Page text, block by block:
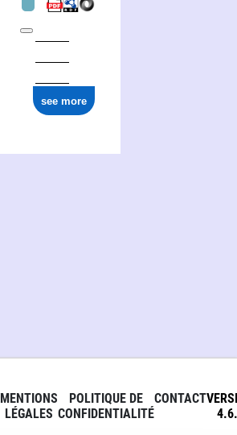
see more
MENTIONS
LÉGALES
POLITIQUE DE
CONFIDENTIALITÉ
CONTACT